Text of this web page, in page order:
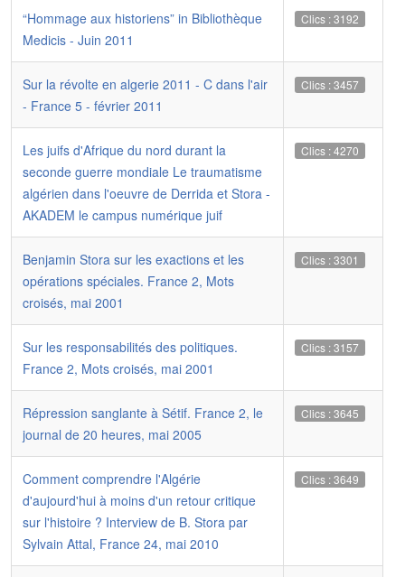
“Hommage aux historiens” in Bibliothèque
Medicis - Juin 2011
Clics : 3192
Sur la révolte en algerie 2011 - C dans l'air
- France 5 - février 2011
Clics : 3457
Les juifs d'Afrique du nord durant la
seconde guerre mondiale Le traumatisme
algérien dans l'oeuvre de Derrida et Stora -
AKADEM le campus numérique juif
Clics : 4270
Benjamin Stora sur les exactions et les
opérations spéciales. France 2, Mots
croisés, mai 2001
Clics : 3301
Sur les responsabilités des politiques.
France 2, Mots croisés, mai 2001
Clics : 3157
Répression sanglante à Sétif. France 2, le
journal de 20 heures, mai 2005
Clics : 3645
Comment comprendre l'Algérie
d'aujourd'hui à moins d'un retour critique
sur l'histoire ? Interview de B. Stora par
Sylvain Attal, France 24, mai 2010
Clics : 3649